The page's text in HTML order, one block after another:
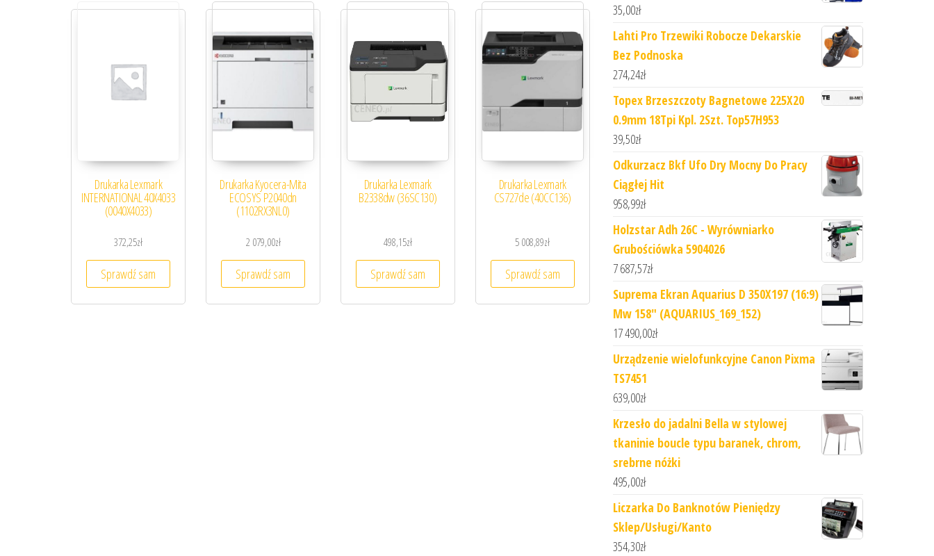
Drukarka Lexmark
INTERNATIONAL 40X4033
(0040X4033)
372,25zł
Sprawdź sam
Drukarka Kyocera-Mita
ECOSYS P2040dn
(1102RX3NL0)
2 079,00zł
Sprawdź sam
Drukarka Lexmark
B2338dw (36SC130)
498,15zł
Sprawdź sam
Drukarka Lexmark
CS727de (40CC136)
5 008,89zł
Sprawdź sam
35,00zł
Lahti Pro Trzewiki Robocze Dekarskie
Bez Podnoska
274,24zł
Topex Brzeszczoty Bagnetowe 225X20
0.9mm 18Tpi Kpl. 2Szt. Top57H953
39,50zł
Odkurzacz Bkf Ufo Dry Mocny Do Pracy
Ciągłej Hit
958,99zł
Holzstar Adh 26C - Wyrówniarko
Grubościówka 5904026
7 687,57zł
Suprema Ekran Aquarius D 350X197 (16:9)
Mw 158" (AQUARIUS_169_152)
17 490,00zł
Urządzenie wielofunkcyjne Canon Pixma
TS7451
639,00zł
Krzesło do jadalni Bella w stylowej
tkaninie boucle typu baranek, chrom,
srebrne nóżki
495,00zł
Liczarka Do Banknotów Pieniędzy
Sklep/Usługi/Kanto
354,30zł